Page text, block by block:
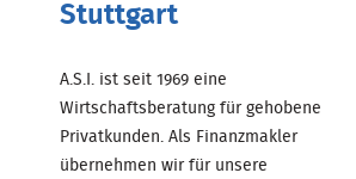
Stuttgart
A.S.I. ist seit 1969 eine
Wirtschaftsberatung für gehobene
Privatkunden. Als Finanzmakler
übernehmen wir für unsere